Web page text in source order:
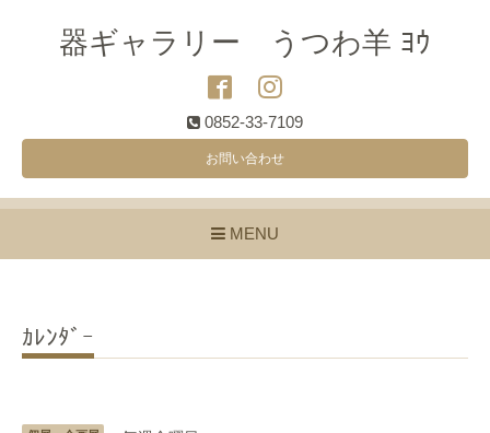
器ギャラリー うつわ羊 ﾖｳ
0852-33-7109
お問い合わせ
MENU
ｶﾚﾝﾀﾞｰ